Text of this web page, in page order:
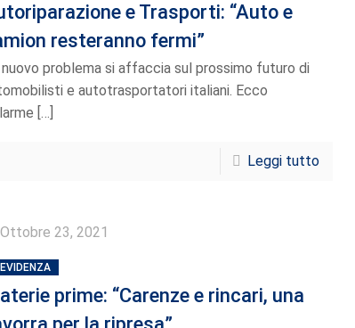
e Trasporti: “Auto e
resteranno fermi”
nuovo problema si affaccia sul prossimo futuro di
e autotrasportatori italiani. Ecco
[…]
Leggi tutto
Ottobre 23, 2021
EVIDENZA
prime: “Carenze e rincari, una